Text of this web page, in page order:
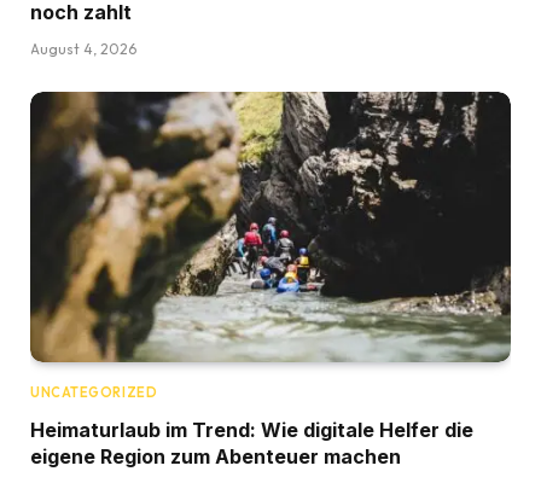
noch zahlt
August 4, 2026
UNCATEGORIZED
Heimaturlaub im Trend: Wie digitale Helfer die
eigene Region zum Abenteuer machen